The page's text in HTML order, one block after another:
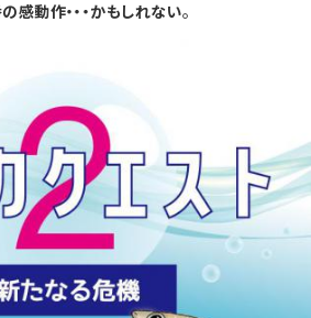
感動作・・・かもしれない。